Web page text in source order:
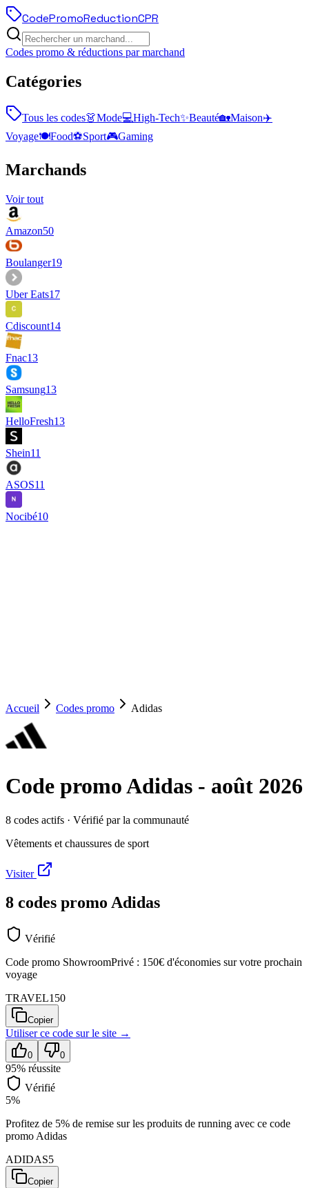
CodePromoReductionCPR
Codes promo & réductions par marchand
Catégories
Tous les codes👗Mode💻High-Tech✨Beauté🏡Maison✈️
Voyage🍽️Food⚽Sport🎮Gaming
Marchands
Voir tout
Amazon50
Boulanger19
Uber Eats17
Cdiscount14
Fnac13
Samsung13
HelloFresh13
Shein11
ASOS11
Nocibé10
Accueil Codes promo Adidas
Code promoAdidas - août 2026
8 codes actifs · Vérifié par la communauté
Vêtements et chaussures de sport
Visiter
8 codes promo Adidas
Vérifié
Code promo ShowroomPrivé : 150€ d'économies sur votre prochain
voyage
TRAVEL150
Copier
Utiliser ce code surle site →
0 0
95% réussite
Vérifié
5%
Profitez de 5% de remise sur les produits de running avec ce code
promo Adidas
ADIDAS5
Copier